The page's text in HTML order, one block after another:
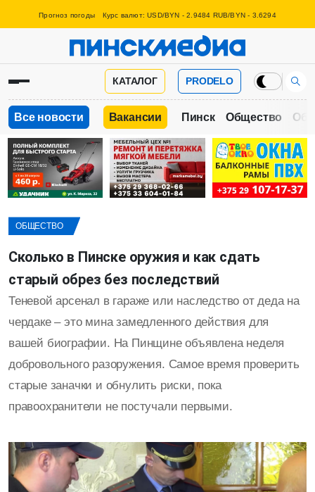
Прогноз погоды Курс валют: USD/BYN - 2.9484 RUB/BYN - 3.6294
КАТАЛОГ PRODELO
Все новости Вакансии Пинск Общество
ОБЩЕСТВО
Сколько в Пинске оружия и как сдать
старый обрез без последствий
Теневой арсенал в гараже или наследство от деда на
чердаке – это мина замедленного действия для
вашей биографии. На Пинщине объявлена неделя
добровольного разоружения. Самое время проверить
старые заначки и обнулить риски, пока
правоохранители не постучали первыми.